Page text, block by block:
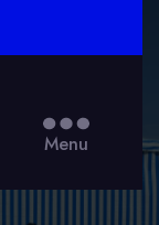
Nivernais-
Menu